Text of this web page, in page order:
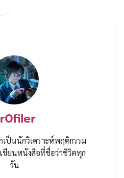
ป็นนักวิเคราะห์พฤติกรรม
ขียนหนังสือที่ชื่อว่าชีวิตทุก
วัน